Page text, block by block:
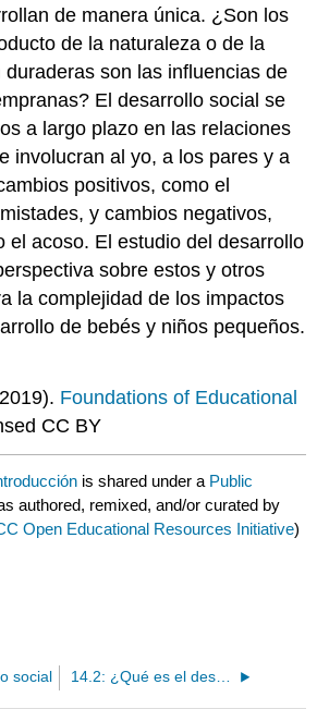
de manera única. ¿Son los
de la naturaleza o de la
son las influencias de
El desarrollo social se
a largo plazo en las relaciones
involucran al yo, a los pares y a
positivos, como el
y cambios negativos,
el acoso. El estudio del desarrollo
sobre estos y otros
la complejidad de los impactos
de bebés y niños pequeños.
Foundations of Educational
CC BY
is shared under a Public
authored, remixed, and/or curated by
Open Educational Resources Initiative)
social 14.2: ¿Qué es el desarrollo social?